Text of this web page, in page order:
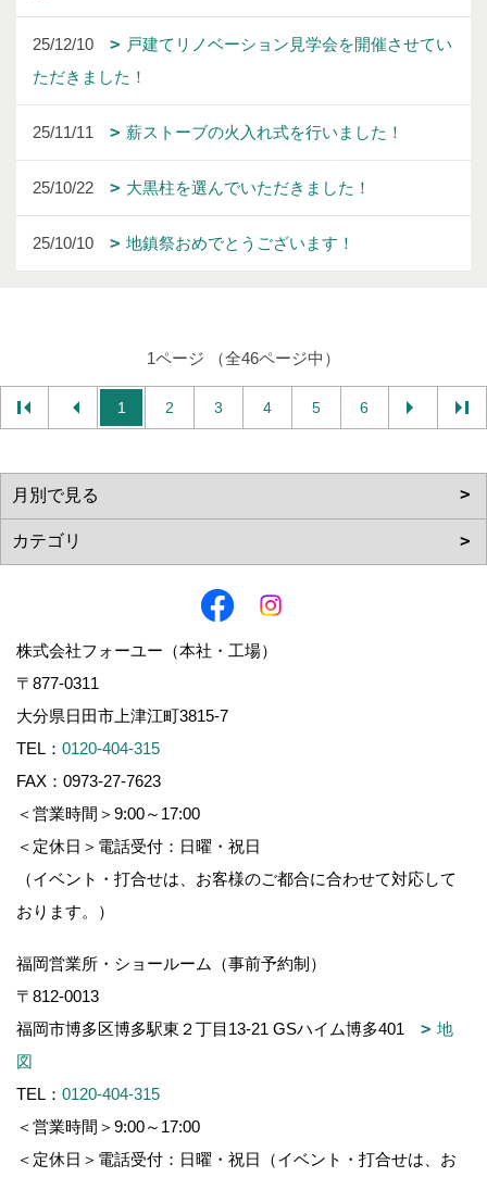
25/12/10
戸建てリノベーション見学会を開催させてい
ただきました！
25/11/11 薪ストーブの火入れ式を行いました！
25/10/22 大黒柱を選んでいただきました！
25/10/10 地鎮祭おめでとうございます！
1ページ （全46ページ中）
1 2 3 4 5 6
株式会社フォーユー（本社・工場）
〒877-0311
大分県日田市上津江町3815-7
TEL： 0120-404-315
FAX：0973-27-7623
＜営業時間＞9:00～17:00
＜定休日＞電話受付：日曜・祝日
（イベント・打合せは、お客様のご都合に合わせて対応して
おります。）
福岡営業所・ショールーム（事前予約制）
〒812-0013
福岡市博多区博多駅東２丁目13-21 GSハイム博多401
地
図
TEL： 0120-404-315
＜営業時間＞9:00～17:00
＜定休日＞電話受付：日曜・祝日（イベント・打合せは、お